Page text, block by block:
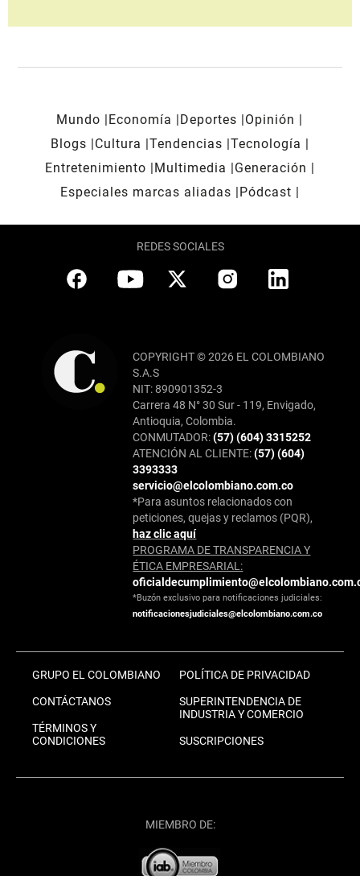
Mundo Economía Deportes
Opinión
Blogs
Cultura Tendencias Tecnología
Entretenimiento
Multimedia
Generación
Especiales marcas aliadas
Pódcast
REDES SOCIALES
COPYRIGHT © 2026 EL COLOMBIANO
S.A.S
NIT: 890901352-3
Carrera 48 N° 30 Sur - 119, Envigado,
Antioquia, Colombia.
CONMUTADOR:(57) (604) 3315252
ATENCIÓN AL CLIENTE:(57) (604)
3393333
servicio@elcolombiano.com.co
*Para asuntos relacionados con
peticiones, quejas y reclamos (PQR),
haz clic aquí
PROGRAMA DE TRANSPARENCIA Y
ÉTICA EMPRESARIAL:
*Buzón exclusivo para notificaciones judiciales:
notificacionesjudiciales@elcolombiano.com.co
GRUPO EL COLOMBIANO
CONTÁCTANOS
TÉRMINOS Y
CONDICIONES
POLÍTICA DE PRIVACIDAD
SUPERINTENDENCIA DE
INDUSTRIA Y COMERCIO
SUSCRIPCIONES
MIEMBRO DE: